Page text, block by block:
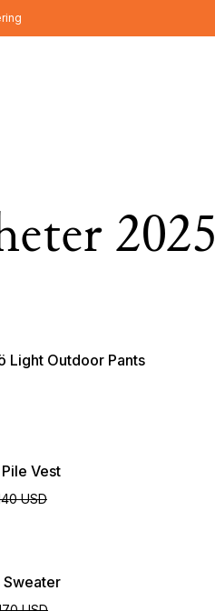
2025
Light Outdoor Pants
Vest
USD
Sweater